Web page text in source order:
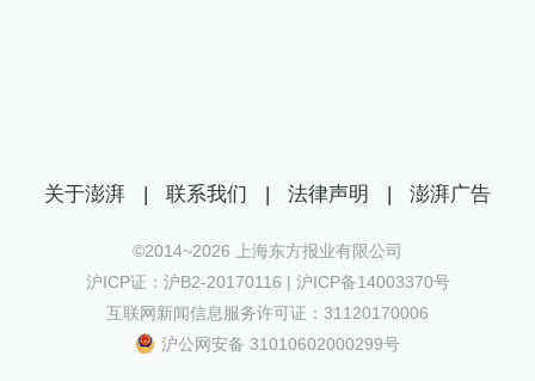
关于澎湃 | 联系我们 | 法律声明 | 澎湃广告
©2014~2026 上海东方报业有限公司
沪ICP证：沪B2-20170116 | 沪ICP备14003370号
互联网新闻信息服务许可证：31120170006
沪公网安备 31010602000299号